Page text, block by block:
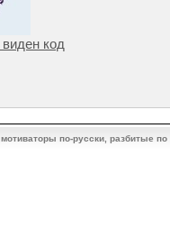
код
по-русски, разбитые